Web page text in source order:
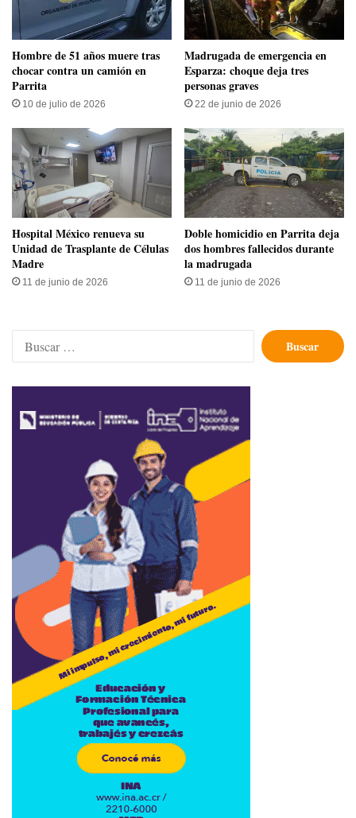
Hombre de 51 años muere tras
chocar contra un camión en
Parrita
10 de julio de 2026
Madrugada de emergencia en
Esparza: choque deja tres
personas graves
22 de junio de 2026
Hospital México renueva su
Unidad de Trasplante de Células
Madre
11 de junio de 2026
Doble homicidio en Parrita deja
dos hombres fallecidos durante
la madrugada
11 de junio de 2026
Buscar: